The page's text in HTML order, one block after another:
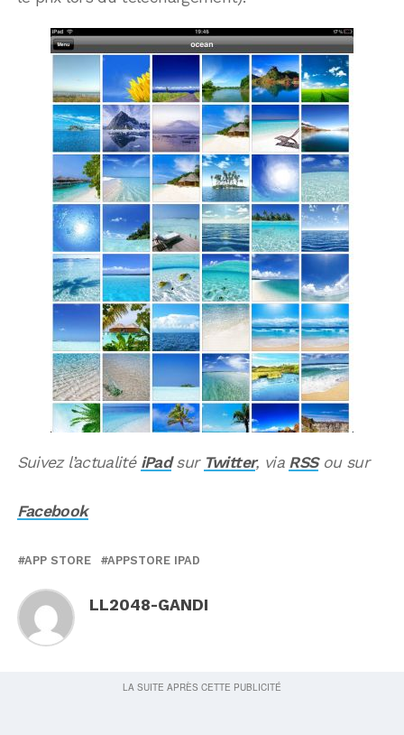
Suivez l’actualité iPadsur Twitter, via RSSou sur
Facebook
APP STORE APPSTORE IPAD
LL2048-GANDI